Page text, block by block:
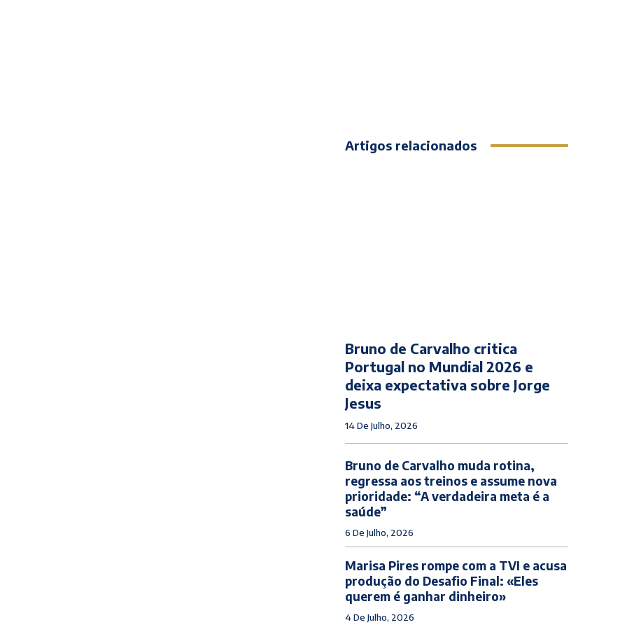
Artigos relacionados
Bruno de Carvalho critica
Portugal no Mundial 2026 e
deixa expectativa sobre Jorge
Jesus
14 De Julho, 2026
Bruno de Carvalho muda rotina,
regressa aos treinos e assume nova
prioridade: “A verdadeira meta é a
saúde”
6 De Julho, 2026
Marisa Pires rompe com a TVI e acusa
produção do Desafio Final: «Eles
querem é ganhar dinheiro»
4 De Julho, 2026